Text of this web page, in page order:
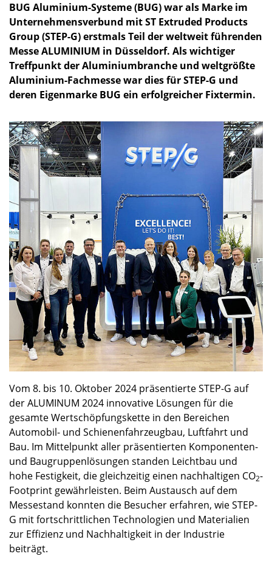
BUG Aluminium-Systeme (BUG) war als Marke im
Unternehmensverbund mit ST Extruded Products
Group (STEP-G) erstmals Teil der weltweit führenden
Messe ALUMINIUM in Düsseldorf. Als wichtiger
Treffpunkt der Aluminiumbranche und weltgrößte
Aluminium-Fachmesse war dies für STEP-G und
deren Eigenmarke BUG ein erfolgreicher Fixtermin.
Vom 8. bis 10. Oktober 2024 präsentierte STEP-G auf
der ALUMINUM 2024 innovative Lösungen für die
gesamte Wertschöpfungskette in den Bereichen
Automobil- und Schienenfahrzeugbau, Luftfahrt und
Bau. Im Mittelpunkt aller präsentierten Komponenten-
und Baugruppenlösungen standen Leichtbau und
hohe Festigkeit, die gleichzeitig einen nachhaltigen CO2-
Footprint gewährleisten. Beim Austausch auf dem
Messestand konnten die Besucher erfahren, wie STEP-
G mit fortschrittlichen Technologien und Materialien
zur Effizienz und Nachhaltigkeit in der Industrie
beiträgt.